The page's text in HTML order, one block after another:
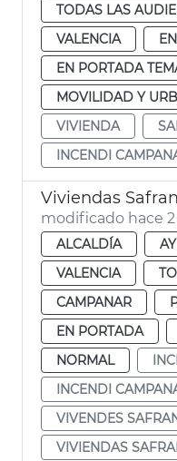
TODAS LAS
VALENCIA
EN PORTADA
MOVILIDAD Y
VIVIENDA
INCENDI
modificado hace
ALCALDÍA
VALENCIA
CAMPANAR
EN PORTADA
NORMAL
INCENDI
VIVENDES
VIVIENDAS